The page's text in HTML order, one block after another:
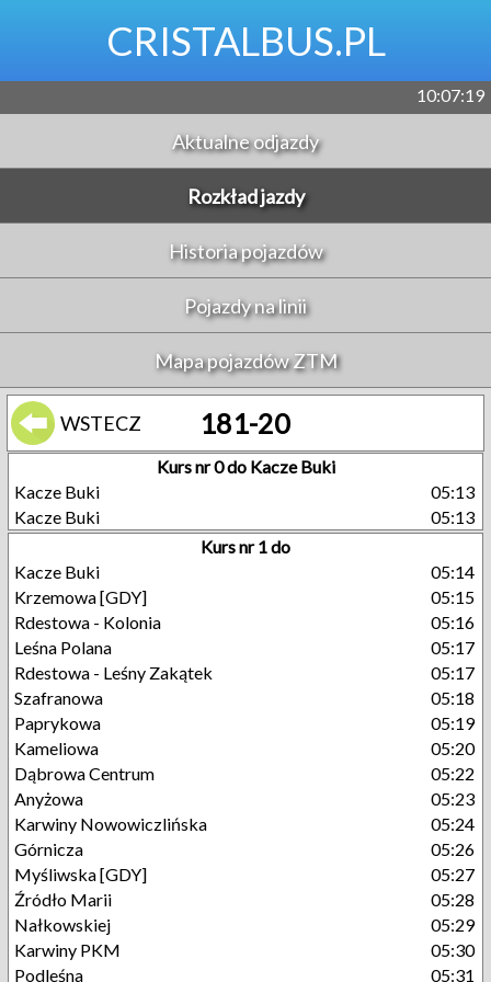
CRISTALBUS.PL
10:07:19
Aktualne odjazdy
Rozkład jazdy
Historia pojazdów
Pojazdy na linii
Mapa pojazdów ZTM
WSTECZ 181-20
Kurs nr 0 do Kacze Buki
Kacze Buki
05:13
Kacze Buki
05:13
Kurs nr 1 do
Kacze Buki
05:14
Krzemowa [GDY]
05:15
Rdestowa - Kolonia
05:16
Leśna Polana
05:17
Rdestowa - Leśny Zakątek
05:17
Szafranowa
05:18
Paprykowa
05:19
Kameliowa
05:20
Dąbrowa Centrum
05:22
Anyżowa
05:23
Karwiny Nowowiczlińska
05:24
Górnicza
05:26
Myśliwska [GDY]
05:27
Źródło Marii
05:28
Nałkowskiej
05:29
Karwiny PKM
05:30
Podleśna
05:31